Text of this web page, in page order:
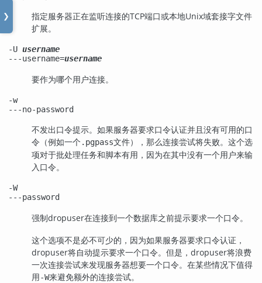
❯
指定服务器正在监听连接的TCP端口或本地Unix域套接字文件
扩展。
-U username
---username=username
要作为哪个用户连接。
-w
---no-password
不发出口令提示。如果服务器要求口令认证并且没有可用的口
令（例如一个 .pgpass文件），那么连接尝试将失败。这个选
项对于批处理任务和脚本有用，因为在其中没有一个用户来输
入口令。
-W
---password
强制dropuser在连接到一个数据库之前提示要求一个口令。
这个选项不是必不可少的，因为如果服务器要求口令认证，
dropuser将自动提示要求一个口令。但是， dropuser将浪费
一次连接尝试来发现服务器想要一个口令。在某些情况下值得
用-W来避免额外的连接尝试。